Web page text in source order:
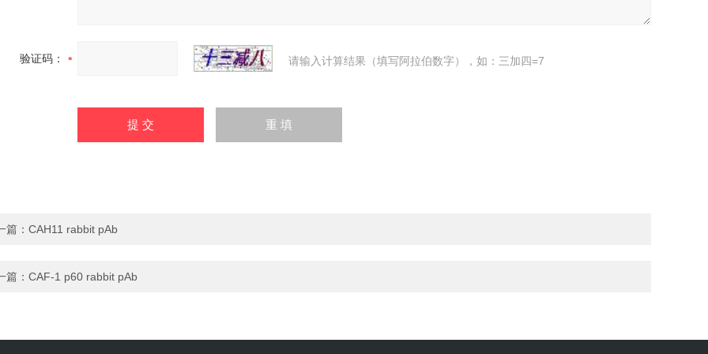
验证码： 请输入计算结果（填写阿拉伯数字），如：三加四=7
篇： CAH11 rabbit pAb
篇： CAF-1 p60 rabbit pAb